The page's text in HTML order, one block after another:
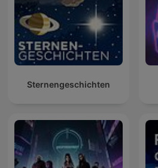
Sternengeschichten